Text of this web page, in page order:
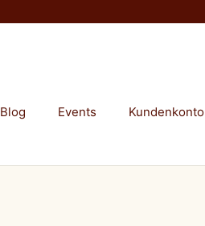
Blog Events Kundenkonto